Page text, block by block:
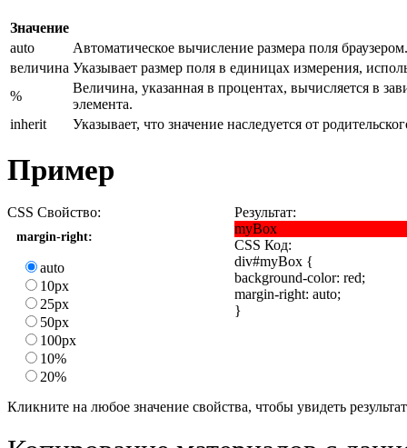
Значение
auto
Автоматическое вычисление размера поля браузером.
величина Указывает размер поля в единицах измерения,
%
Величина, указанная в процентах, вычисляется в
элемента.
inherit
Указывает, что значение наследуется от
Пример
CSS Свойство:
margin-right:
auto
10px
25px
50px
100px
10%
20%
Результат:
myBox
CSS Код:
div#myBox {
background-color: red;
margin-right: auto;
}
Кликните на любое значение свойства, чтобы увидеть результат